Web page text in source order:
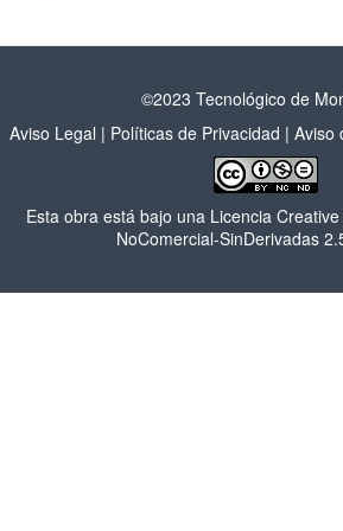
©2023 Tecnológico de
Aviso Legal | Políticas de Privacidad | Aviso
Esta obra está bajo una Licencia
NoComercial-SinDerivadas